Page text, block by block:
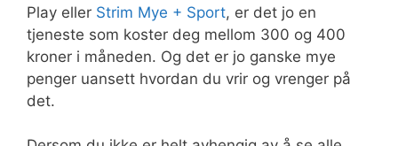
Play eller Strim Mye + Sport, er det jo en
tjeneste som koster deg mellom 300 og 400
kroner i måneden. Og det er jo ganske mye
penger uansett hvordan du vrir og vrenger på
det.